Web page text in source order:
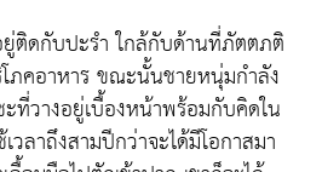
ยู่ติดกับปะรำ ใกล้กับด้านที่ภัตตภติ
ภคอาหาร ขณะนั้นชายหนุ่มกำลัง
ที่วางอยู่เบื้องหน้าพร้อมกับคิดใน
วลาถึงสามปีกว่าจะได้มีโอกาสมา